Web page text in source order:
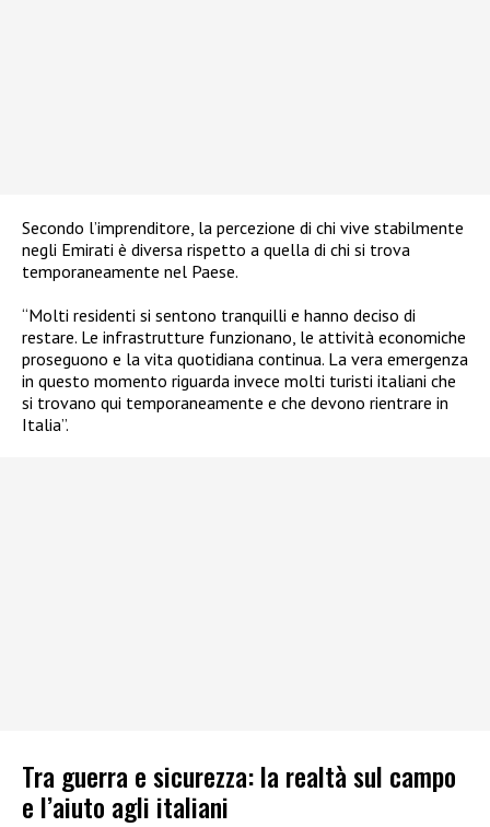
Secondo l’imprenditore, la percezione di chi vive stabilmente
negli Emirati è diversa rispetto a quella di chi si trova
temporaneamente nel Paese.
“Molti residenti si sentono tranquilli e hanno deciso di
restare. Le infrastrutture funzionano, le attività economiche
proseguono e la vita quotidiana continua. La vera emergenza
in questo momento riguarda invece molti turisti italiani che
si trovano qui temporaneamente e che devono rientrare in
Italia”.
Tra guerra e sicurezza: la realtà sul campo
e l’aiuto agli italiani